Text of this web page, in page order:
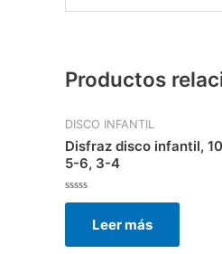
Productos
DISCO INFANTIL
Disfraz disco infantil,
5-6, 3-4
Valorado
5
Leer más